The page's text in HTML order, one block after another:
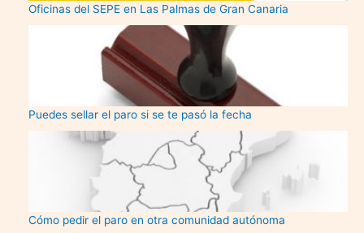
Oficinas del SEPE en Las Palmas de Gran Canaria
Puedes sellar el paro si se te pasó la fecha
Cómo pedir el paro en otra comunidad autónoma